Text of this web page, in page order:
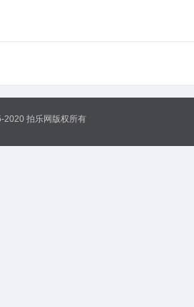
2020 拍乐网版权所有